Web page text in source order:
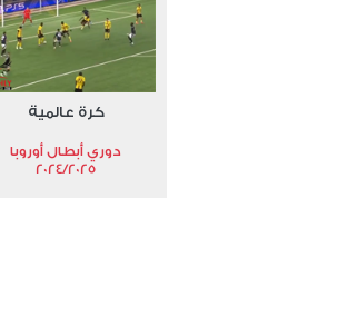
كرة عالمية
دوري أبطال أوروبا
2024/2025